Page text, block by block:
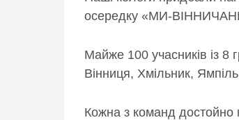
осередку «МИ-
Майже 100 учасників із 8
Вінниця, Хмільник,
Кожна з команд достойно